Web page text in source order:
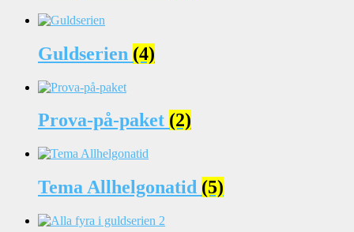
Guldserien (4)
Prova-på-paket (2)
Tema Allhelgonatid (5)